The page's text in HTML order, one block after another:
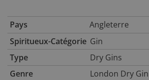
Pays
Angleterre
Spiritueux-Catégorie Gin
Type
Dry Gins
Genre
London Dry Gin